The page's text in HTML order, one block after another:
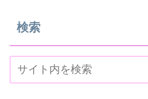
検索